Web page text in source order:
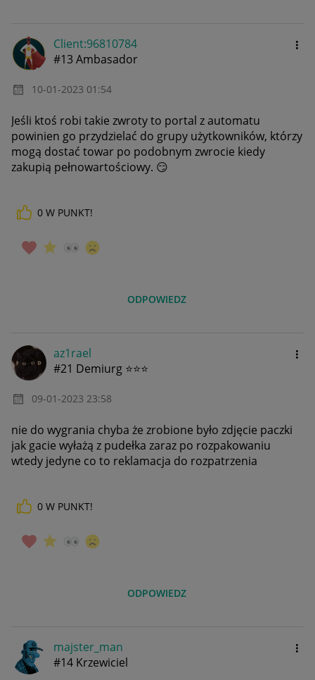
Client:96810784
#13 Ambasador
‎10-01-2023 01:54
Jeśli ktoś robi takie zwroty to portal z automatu
powinien go przydzielać do grupy użytkowników, którzy
mogą dostać towar po podobnym zwrocie kiedy
zakupią pełnowartościowy. 😏
0 W PUNKT!
ODPOWIEDZ
az1rael
#21 Demiurg ⭐⭐⭐
‎09-01-2023 23:58
nie do wygrania chyba że zrobione było zdjęcie paczki
jak gacie wyłażą z pudełka zaraz po rozpakowaniu
wtedy jedyne co to reklamacja do rozpatrzenia
0 W PUNKT!
ODPOWIEDZ
majster_man
#14 Krzewiciel